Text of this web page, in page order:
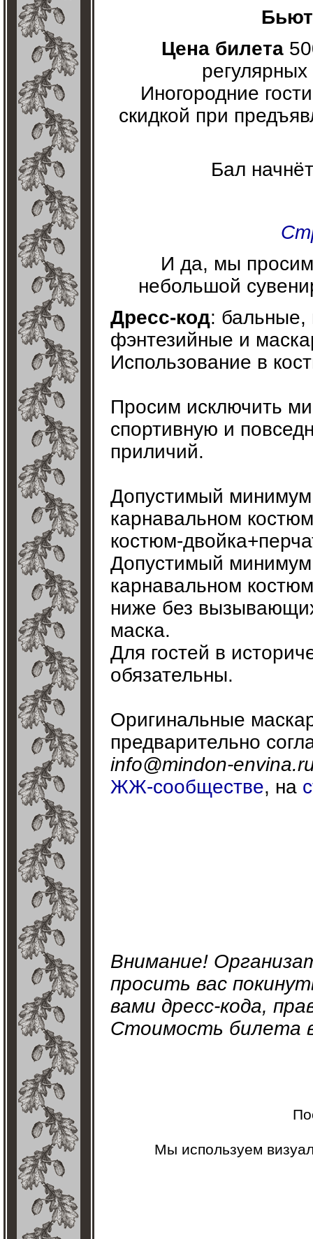
Цена билета
Иногородние
скидкой при
Бал
И да, мы просим
небольшой
Дресс-код: бальные,
фэнтезийные и
Использование в
Просим исключить
спортивную и
приличий.
Допустимый минимум
карнавальном
костюм-
Допустимый
карнавальном
ниже без
маска.
Для гостей в
обязательны.
Оригинальные
предварительно
info@mindon-
ЖЖ-сообществе, на
Внимание!
просить вас
вами дресс-кода,
Стоимость билета
Мы используем